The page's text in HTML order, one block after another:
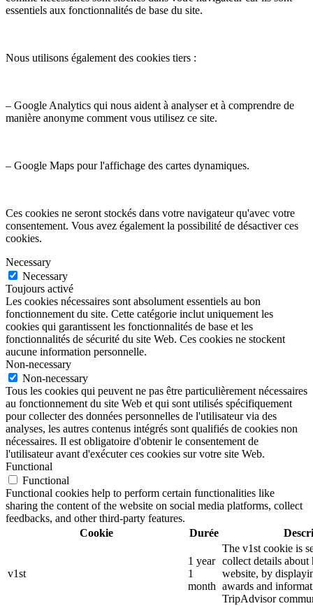
essentiels aux fonctionnalités de base du site.
Nous utilisons également des cookies tiers :
– Google Analytics qui nous aident à analyser et à comprendre de
manière anonyme comment vous utilisez ce site.
– Google Maps pour l'affichage des cartes dynamiques.
Ces cookies ne seront stockés dans votre navigateur qu'avec votre
consentement. Vous avez également la possibilité de désactiver ces
cookies.
Necessary
Necessary
Toujours activé
Les cookies nécessaires sont absolument essentiels au bon
fonctionnement du site. Cette catégorie inclut uniquement les
cookies qui garantissent les fonctionnalités de base et les
fonctionnalités de sécurité du site Web. Ces cookies ne stockent
aucune information personnelle.
Non-necessary
Non-necessary
Tous les cookies qui peuvent ne pas être particulièrement nécessaires
au fonctionnement du site Web et qui sont utilisés spécifiquement
pour collecter des données personnelles de l'utilisateur via des
analyses, les autres contenus intégrés sont qualifiés de cookies non
nécessaires. Il est obligatoire d'obtenir le consentement de
l'utilisateur avant d'exécuter ces cookies sur votre site Web.
Functional
Functional
Functional cookies help to perform certain functionalities like
sharing the content of the website on social media platforms, collect
feedbacks, and other third-party features.
Cookie
Durée
v1st
1 year
1
month
The v1st cookie is
collect details
website, by
awards and
TripAdvisor